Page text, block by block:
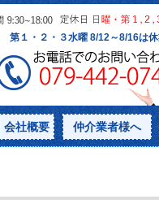
会社概要 仲介業者様へ